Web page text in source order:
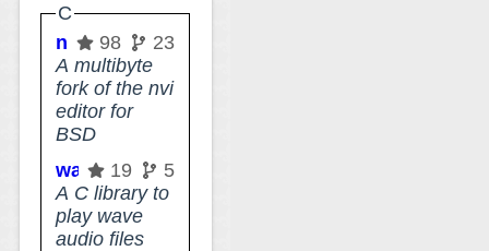
C
nvi298
23
A multibyte
fork of the nvi
editor for
BSD
wavplay
19
5
A C library to
play wave
audio files